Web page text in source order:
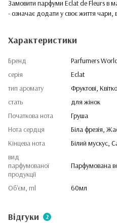
Замовити парфуми Eclat de Fleurs в
- означає додати у своє життя чари,
Характеристики
Бренд
Parfumers
серія
Eclat
тип аромату
Фруктові,
стать
для жінок
Початкова нота
Груша
Нота сердця
Біла фрезія,
Кінцева нота
Білий мускус,
вид
парфумованої
продукції
Парфумована
Об'єм, ml 60мл
Відгуки 2